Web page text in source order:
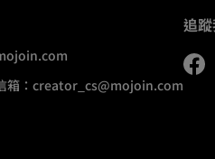
： creator_cs@mojoin.com
追